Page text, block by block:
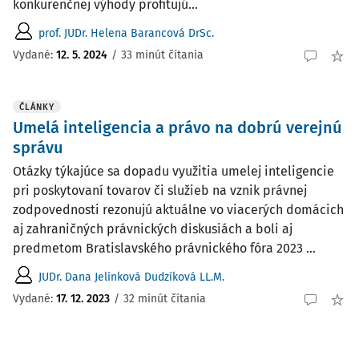
konkurenčnej výhody profitujú...
prof. JUDr. Helena Barancová DrSc.
Vydané: 12. 5. 2024 / 33 minút čítania
ČLÁNKY
Umelá inteligencia a právo na dobrú verejnú
správu
Otázky týkajúce sa dopadu využitia umelej inteligencie
pri poskytovaní tovarov či služieb na vznik právnej
zodpovednosti rezonujú aktuálne vo viacerých domácich
aj zahraničných právnických diskusiách a boli aj
predmetom Bratislavského právnického fóra 2023 ...
JUDr. Dana Jelinková Dudzíková LL.M.
Vydané: 17. 12. 2023 / 32 minút čítania